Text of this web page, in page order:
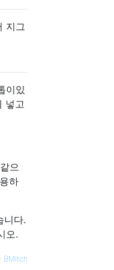
지그
이있
넣고
으
하
니다.
오.
BMitch